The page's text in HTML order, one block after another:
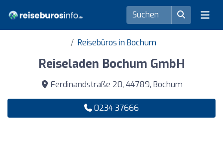
Reisebüros in Bochum
Reiseladen Bochum GmbH
Ferdinandstraße 20, 44789, Bochum
0234 37666